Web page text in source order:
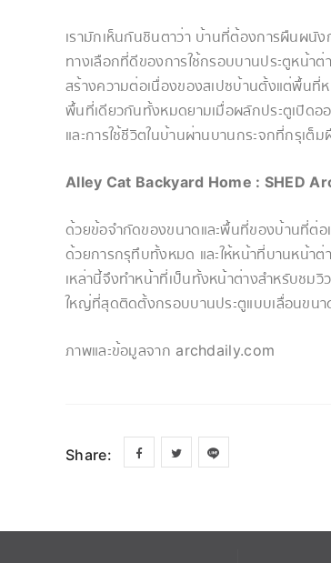
เรามักเห็นกันชินตาว่า บ้านที่ต้องการผืนผนั
ทางเลือกที่ดีของการใช้กรอบบานประตูหน้าต่
สร้างความต่อเนื่องของสเปซบ้านตั้งแต่พื้นที่
พื้นที่เดียวกันทั้งหมดยามเมื่อผลักประตูเปิดอ
และการใช้ชีวิตในบ้านผ่านบานกระจกที่กรุเต็ม
Alley Cat Backyard Home : SHED
ด้วยข้อจำกัดของขนาดและพื้นที่ของบ้านที่ต่อ
ด้วยการกรุทึบทั้งหมด และให้หน้าที่บานหน้า
เหล่านี้จึงทำหน้าที่เป็นทั้งหน้าต่างสำหรับชม
ใหญ่ที่สุดติดตั้งกรอบบานประตูแบบเลื่อนขนา
ภาพและข้อมูลจาก archdaily.com
Share: